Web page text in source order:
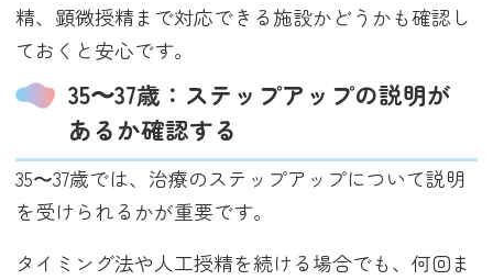
精、顕微授精まで対応できる施設かどうかも確認し
ておくと安心です。
35〜37歳：ステップアップの説明が
あるか確認する
35〜37歳では、治療のステップアップについて説明
を受けられるかが重要です。
タイミング法や人工授精を続ける場合でも、何回ま